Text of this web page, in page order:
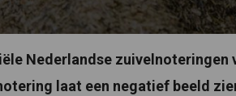
Nederlandse zuivelnoteringen
laat een negatief beeld